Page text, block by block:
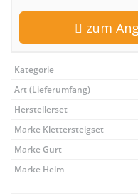
zum
Kategorie
Art (Lieferumfang)
Herstellerset
Marke Klettersteigset
Marke Gurt
Marke Helm